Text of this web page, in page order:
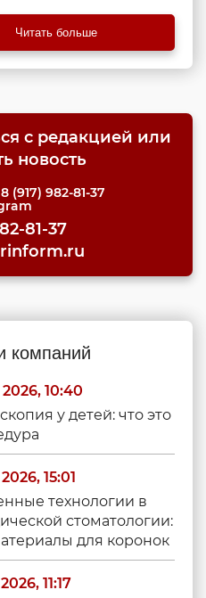
Читать больше
с редакцией или
новость
8 (917) 982-81-37
81-37
компаний
10:40
у детей: что это
15:01
технологии в
стоматологии:
для коронок
11:17